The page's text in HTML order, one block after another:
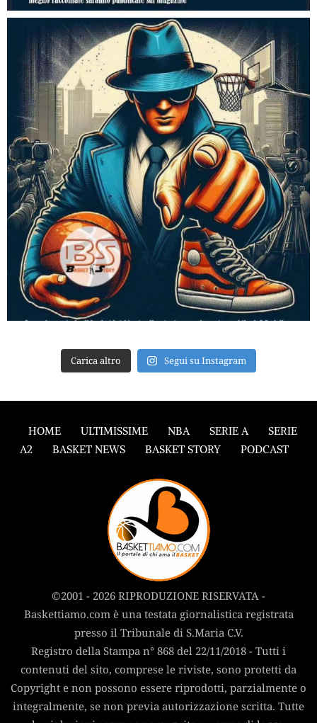
Carica altro Segui su Instagram
HOME ULTIMISSIME NBA SERIE A
SERIE
A2
BASKET NEWS BASKET STORY PODCAST
©2001 - 2026 RIPRODUZIONE RISERVATA -
Baskettiamo.com è una testata giornalistica registrata
presso il Tribunale di S.Maria C.V.
Registro della Stampa n° 868 del 22/11/2018 - Tutti i
contenuti del sito, comprese le riviste, sono protetti da
Copyright e non possono essere riprodotti, parzialmente o
integralmente, se non previa autorizzazione scritta. Tutte